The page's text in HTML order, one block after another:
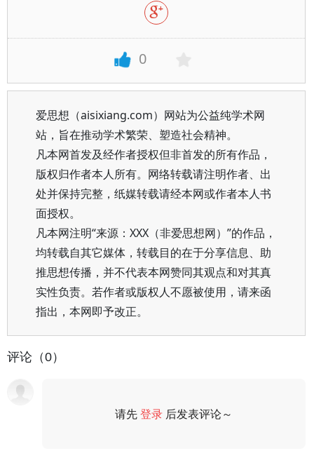
0
爱思想（aisixiang.com）网站为公益纯学术网
站，旨在推动学术繁荣、塑造社会精神。
凡本网首发及经作者授权但非首发的所有作品，
版权归作者本人所有。网络转载请注明作者、出
处并保持完整，纸媒转载请经本网或作者本人书
面授权。
凡本网注明“来源：XXX（非爱思想网）”的作品，
均转载自其它媒体，转载目的在于分享信息、助
推思想传播，并不代表本网赞同其观点和对其真
实性负责。若作者或版权人不愿被使用，请来函
指出，本网即予改正。
评论（0）
请先登录 后发表评论～